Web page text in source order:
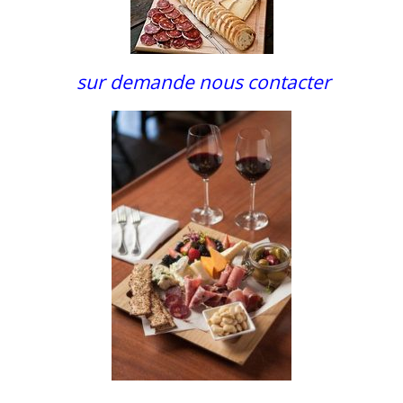
sur demande nous contacter